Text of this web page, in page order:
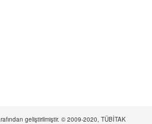
geliştirilmiştir. © 2009-2020, TÜBİTAK